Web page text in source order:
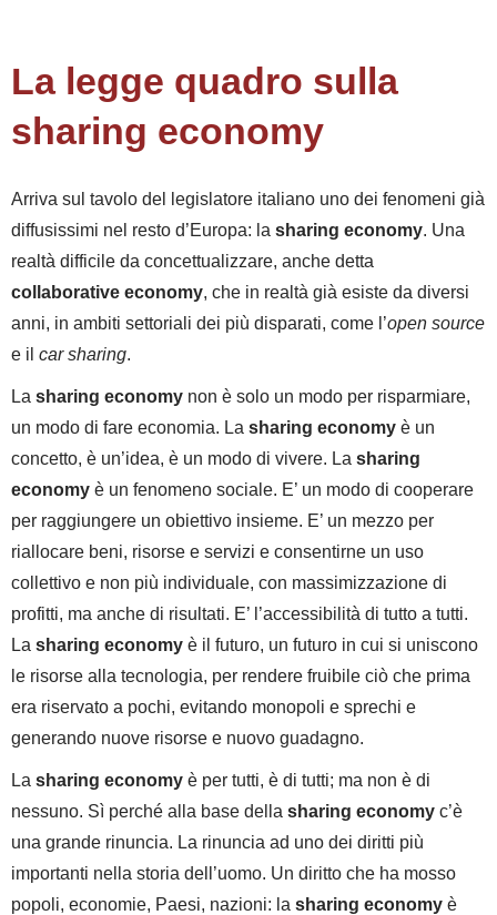
La legge quadro sulla
sharing economy
Arriva sul tavolo del legislatore italiano uno dei fenomeni già
diffusissimi nel resto d’Europa: la sharing economy. Una
realtà difficile da concettualizzare, anche detta
collaborative economy, che in realtà già esiste da diversi
anni, in ambiti settoriali dei più disparati, come l’open source
e il car sharing.
La sharing economy non è solo un modo per risparmiare,
un modo di fare economia. La sharing economy è un
concetto, è un’idea, è un modo di vivere. La sharing
economy è un fenomeno sociale. E’ un modo di cooperare
per raggiungere un obiettivo insieme. E’ un mezzo per
riallocare beni, risorse e servizi e consentirne un uso
collettivo e non più individuale, con massimizzazione di
profitti, ma anche di risultati. E’ l’accessibilità di tutto a tutti.
La sharing economy è il futuro, un futuro in cui si uniscono
le risorse alla tecnologia, per rendere fruibile ciò che prima
era riservato a pochi, evitando monopoli e sprechi e
generando nuove risorse e nuovo guadagno.
La sharing economy è per tutti, è di tutti; ma non è di
nessuno. Sì perché alla base della sharing economy c’è
una grande rinuncia. La rinuncia ad uno dei diritti più
importanti nella storia dell’uomo. Un diritto che ha mosso
popoli, economie, Paesi, nazioni: la sharing economy è